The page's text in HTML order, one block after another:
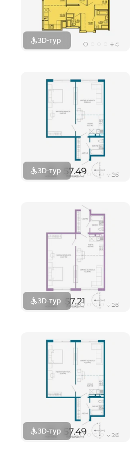
3D-тур + 4
3D-тур + 26
3D-тур + 26
3D-тур + 26